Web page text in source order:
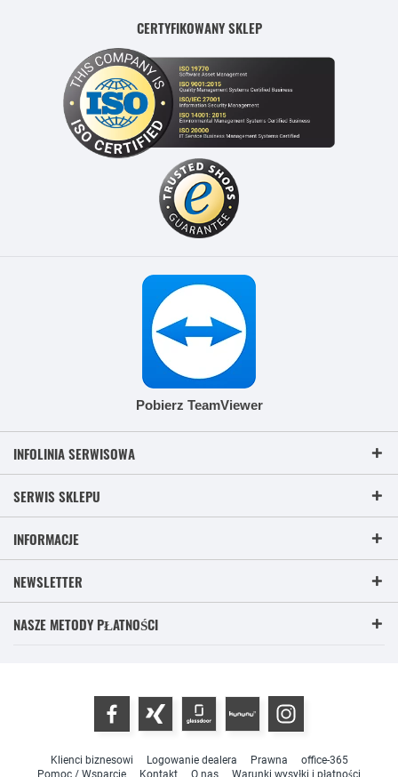
CERTYFIKOWANY SKLEP
Pobierz TeamViewer
INFOLINIA SERWISOWA
SERWIS SKLEPU
INFORMACJE
NEWSLETTER
NASZE METODY PŁATNOŚCI
Klienci biznesowi Logowanie dealera Prawna
office-365
Pomoc / Wsparcie
Kontakt O nas Warunki wysyłki i płatności